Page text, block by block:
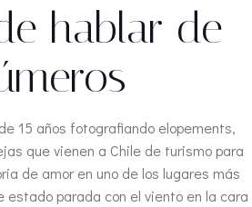
hablar de
15 años fotografiando elopements,
que vienen a Chile de turismo para
de amor en uno de los lugares más
estado parada con el viento en la cara